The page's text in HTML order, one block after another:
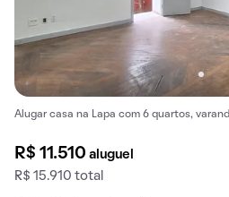
Alugar casa na Lapa com 6 quartos,
R$ 11.510aluguel
R$ 15.910 total